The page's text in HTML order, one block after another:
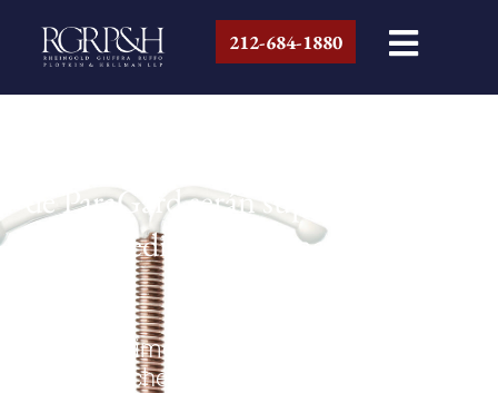
212-684-1880
de ParaGard serán supervisadas por
un mediador designado por el
By Nairis Pimentel; Traducido por Jose De
Jesus Sanchez